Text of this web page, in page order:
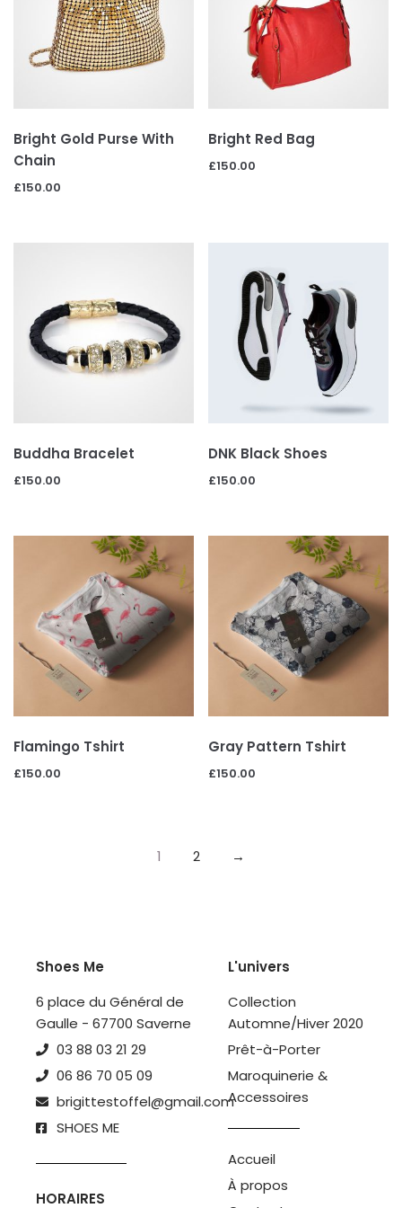
Bright Gold Purse With
Chain
£150.00
Bright Red Bag
£150.00
Buddha Bracelet
£150.00
DNK Black Shoes
£150.00
Flamingo Tshirt
£150.00
Gray Pattern Tshirt
£150.00
1 2 →
Shoes Me
6 place du Général de
Gaulle - 67700 Saverne
03 88 03 21 29
06 86 70 05 09
brigittestoffel@gmail.com
SHOES ME
HORAIRES
L'univers
Collection
Automne/Hiver 2020
Prêt-à-Porter
Maroquinerie &
Accessoires
Accueil
À propos